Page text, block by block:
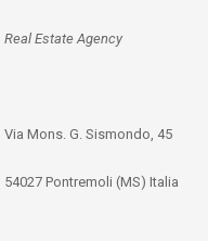
Real Estate Agency
Via Mons. G. Sismondo, 45
54027 Pontremoli (MS) Italia